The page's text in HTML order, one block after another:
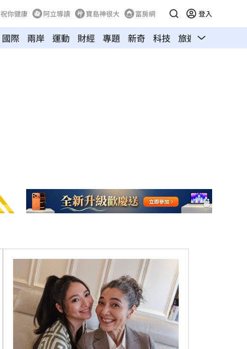
祝你健康 阿立導讀 寶島神很大 富房網 登入
國際 兩岸 運動 財經 專題 新奇 科技 旅遊 汽車